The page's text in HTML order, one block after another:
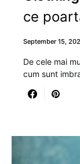
ce
September 15,
De cele mai
cum sunt